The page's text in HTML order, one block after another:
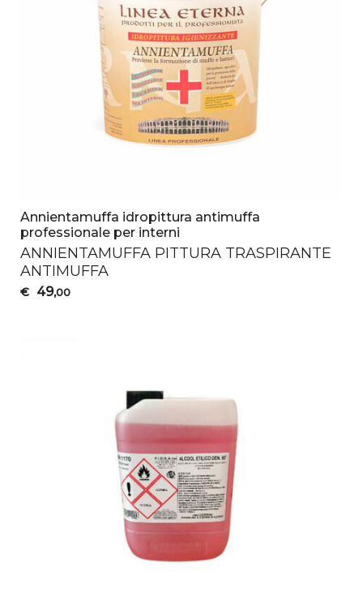
Annientamuffa idropittura antimuffa
professionale per interni
ANNIENTAMUFFA PITTURA TRASPIRANTE
ANTIMUFFA
€ 49,00